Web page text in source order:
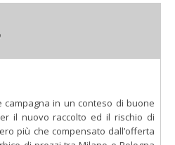
in un conteso di buone
il nuovo raccolto ed il rischio di
più che compensato dall’offerta